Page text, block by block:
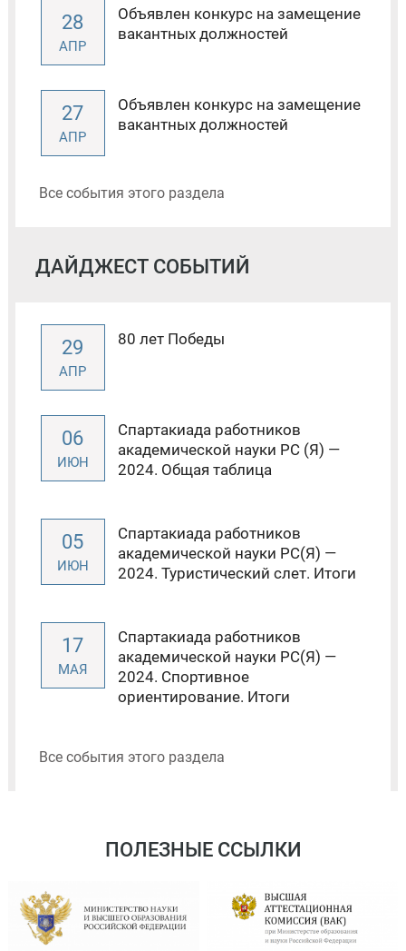
28
АПР
Объявлен конкурс на замещение
вакантных должностей
27
АПР
Объявлен конкурс на замещение
вакантных должностей
Все события этого раздела
ДАЙДЖЕСТ СОБЫТИЙ
29
АПР
80 лет Победы
06
ИЮН
Спартакиада работников
академической науки РС (Я) —
2024. Общая таблица
05
ИЮН
Спартакиада работников
академической науки РС(Я) —
2024. Туристический слет. Итоги
17
МАЯ
Спартакиада работников
академической науки РС(Я) —
2024. Спортивное
ориентирование. Итоги
Все события этого раздела
ПОЛЕЗНЫЕ ССЫЛКИ